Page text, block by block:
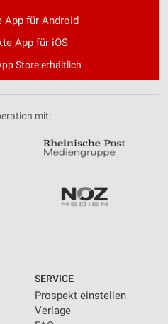
für Android
App für iOS
Store erhältlich
mit:
SERVICE
Prospekt einstellen
Verlage